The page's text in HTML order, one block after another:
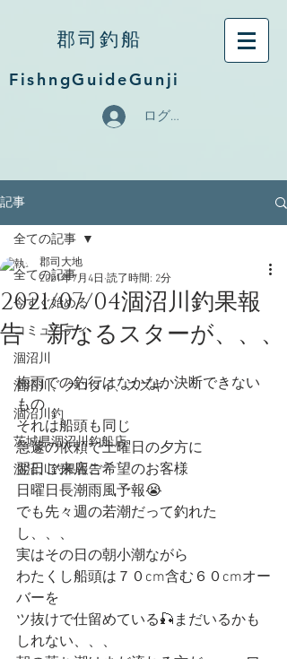
郡司釣船
FishngGuideGunji
ログイン
記事
全ての記事
今すぐ始める
コミュニティ
涸沼川
涸沼川、クロダイ、スズキ
涸沼川釣
茨城県涸沼川釣船店
涸沼川釣果報告
全ての記事
2021/07/04涸沼川釣果報
告 新なるスターが、、、
郡司大地
2021年7月4日 読了時間: 2分
梅雨での釣行はなかなか決断できない
もの
それは船頭も同じ
急遽の依頼で土曜日の夕方に
翌日ご来店ご希望のお客様
日曜日長潮雨風予報😭
でも先々週の若潮だって釣れた
し、、、
実はその日の朝小潮ながら
わたくし船頭は７０cm含む６０cmオー
バーを
ツ抜けで仕留めている🎣まだいるかも
しれない、、、